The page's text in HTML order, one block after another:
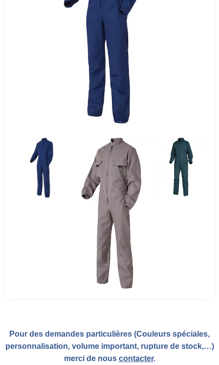
Pour des demandes particulières (Couleurs spéciales,
personnalisation, volume important, rupture de stock,…)
merci de nous contacter.